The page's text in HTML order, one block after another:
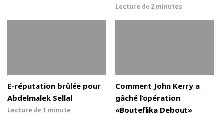
Lecture de 2 minutes
E-réputation brûlée pour
Abdelmalek Sellal
Lecture de 1 minute
Comment John Kerry a
gâché l’opération
«Bouteflika Debout»